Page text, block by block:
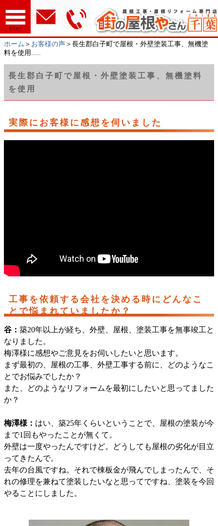
メニュー
ホーム ＞ お客様の声 ＞長生郡白子町で屋根・外壁塗装工事、無機塗
料を使用.....
長生郡白子町で屋根・外壁塗装工事、無機塗料
を使用
実際にお客様に感想を伺いました
工事を依頼する会社を決める時にどんなこ
とで悩まれていましたか？
谷： 築20年以上が経ち、外壁、屋根、塗装工事を無事竣工と
なりました。
梅澤様に感想やご意見をお伺いしたいと思います。
まず最初の、屋根の工事、外壁工事する前に、どのようなこ
とでお悩みでしたか？
また、どのようなリフォームを最初にしたいと思ってました
か？
梅澤様： はい、築25年くらいということで、屋根の塗装が今
まで1回もやったことが無くて。
外壁は一度やったんですけど。どうしても屋根の劣化が目立
ってきたんで。
去年の台風ですね。それで棟板金が飛んでしまったんで、そ
れの修理を兼ねて塗装したいなと思ってですね、塗装を今回
やることにしました。